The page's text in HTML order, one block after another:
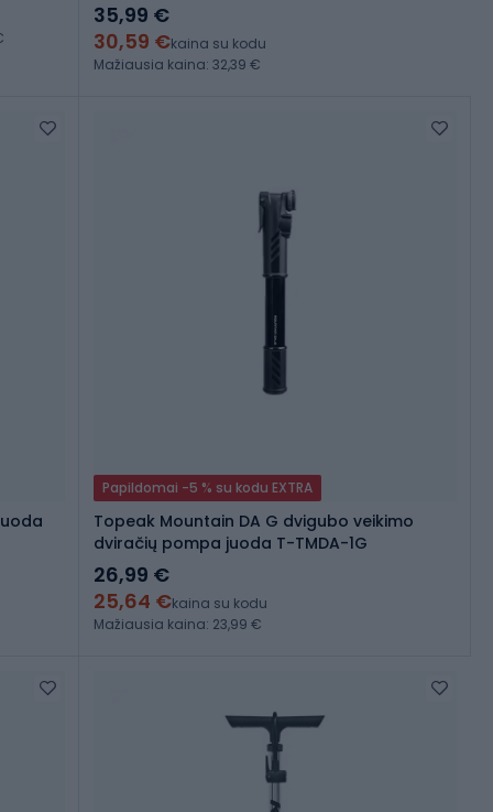
35,99 €
30,59 €kaina su kodu
Mažiausia kaina: 32,39 €
Papildomai -5 % su kodu EXTRA
Topeak Mountain DA G dvigubo veikimo
dviračių pompa juoda T-TMDA-1G
26,99 €
25,64 €kaina su kodu
Mažiausia kaina: 23,99 €